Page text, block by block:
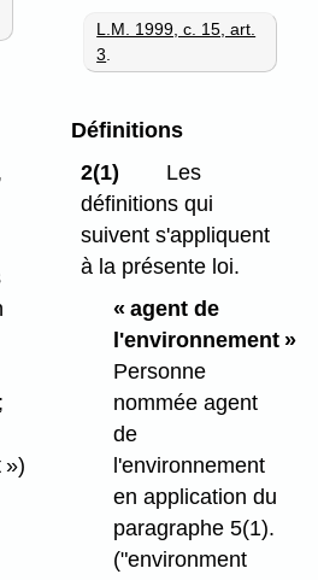
L.M. 1999, c. 15, art.
3
»)
Définitions
2(1)
Les
définitions qui
suivent s'appliquent
à la présente loi.
« agent de
l'environnement »
Personne
nommée agent
de
l'environnement
en application du
paragraphe 5(1).
("environment